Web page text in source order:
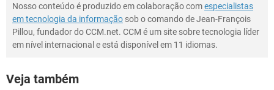
Nosso conteúdo é produzido em colaboração comespecialistas
em tecnologia da informação sob o comando de Jean-François
Pillou, fundador do CCM.net. CCM é um site sobre tecnologia líder
em nível internacional e está disponível em 11 idiomas.
Veja também